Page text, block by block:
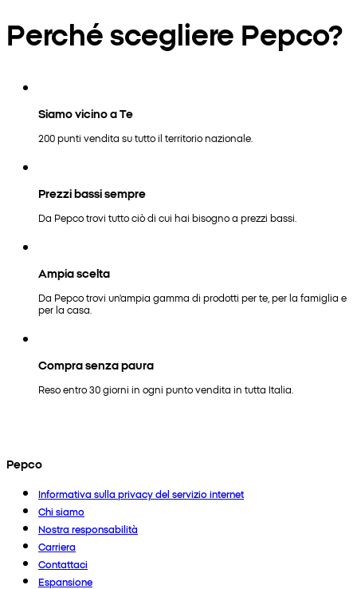
Perché scegliere Pepco?
Siamo vicino a Te
200 punti vendita su tutto il territorio nazionale.
Prezzi bassi sempre
Da Pepco trovi tutto ciò di cui hai bisogno a prezzi bassi.
Ampia scelta
Da Pepco trovi un'ampia gamma di prodotti per te, per la famiglia e
per la casa.
Compra senza paura
Reso entro 30 giorni in ogni punto vendita in tutta Italia.
Pepco
Informativa sulla privacy del servizio internet
Chi siamo
Nostra responsabilità
Carriera
Contattaci
Espansione